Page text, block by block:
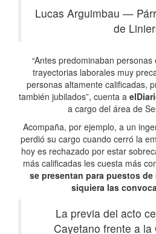
Lucas Arguimbau —
de
“Antes predominaban
trayectorias laborales muy
personas altamente calificadas,
también jubilados”, cuenta a
a cargo del área de
Acompaña, por ejemplo, a un
perdió su cargo cuando cerró la
hoy es rechazado por estar
más calificadas les cuesta más
se presentan para puestos
siquiera las
La previa del acto
Cayetano frente a la